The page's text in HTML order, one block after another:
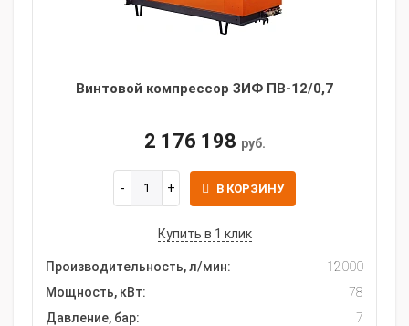
Винтовой компрессор ЗИФ ПВ-12/0,7
2 176 198 руб.
В КОРЗИНУ
Купить в 1 клик
Производительность, л/мин:
12000
Мощность, кВт:
78
Давление, бар:
7